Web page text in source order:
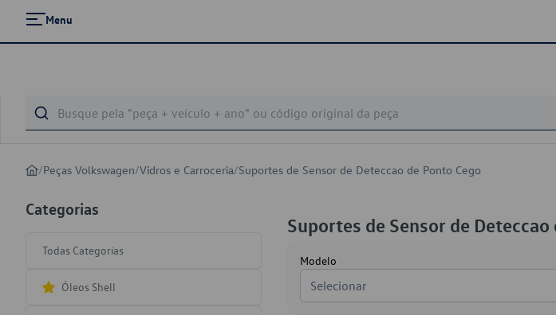
Menu
/Peças Volkswagen/Vidros e Carroceria/Suportes de Sensor de Deteccao de Ponto Cego
Categorias
Todas Categorias
Óleos Shell
Suportes de Sensor de Deteccao
Modelo
Selecionar